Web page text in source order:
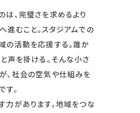
は、完璧さを求めるより
進むこと。スタジアムでの
の活動を応援する。誰か
声を掛ける。そんな小さ
、社会の空気や仕組みを
す。
力があります。地域をつな